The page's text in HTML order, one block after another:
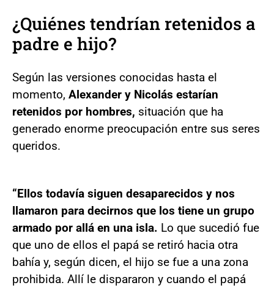
¿Quiénes tendrían retenidos a
padre e hijo?
Según las versiones conocidas hasta el
momento, Alexander y Nicolás estarían
retenidos por hombres, situación que ha
generado enorme preocupación entre sus seres
queridos.
“Ellos todavía siguen desaparecidos y nos
llamaron para decirnos que los tiene un grupo
armado por allá en una isla. Lo que sucedió fue
que uno de ellos el papá se retiró hacia otra
bahía y, según dicen, el hijo se fue a una zona
prohibida. Allí le dispararon y cuando el papá